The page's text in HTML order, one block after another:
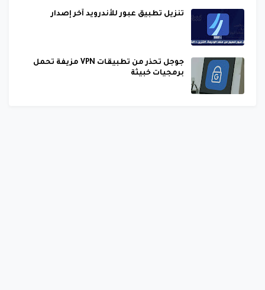
تنزيل تطبيق عبور للأندرويد آخر إصدار
جوجل تحذر من تطبيقات VPN مزيفة تحمل
برمجيات خبيثة